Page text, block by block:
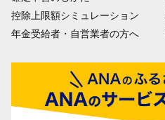
控除上限額シミュレーション
年金受給者・自営業者の方へ